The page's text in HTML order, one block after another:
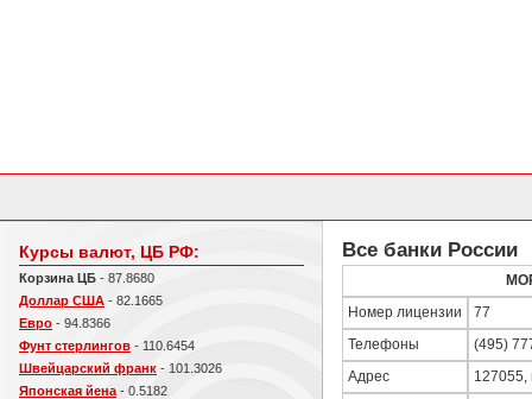
Курсы валют, ЦБ РФ:
Корзина ЦБ - 87.8680
Доллар США - 82.1665
Евро - 94.8366
Фунт стерлингов - 110.6454
Швейцарский франк - 101.3026
Японская йена - 0.5182
Все банки России
Номер лицензии 77
Телефоны (495)
Адрес 127055,